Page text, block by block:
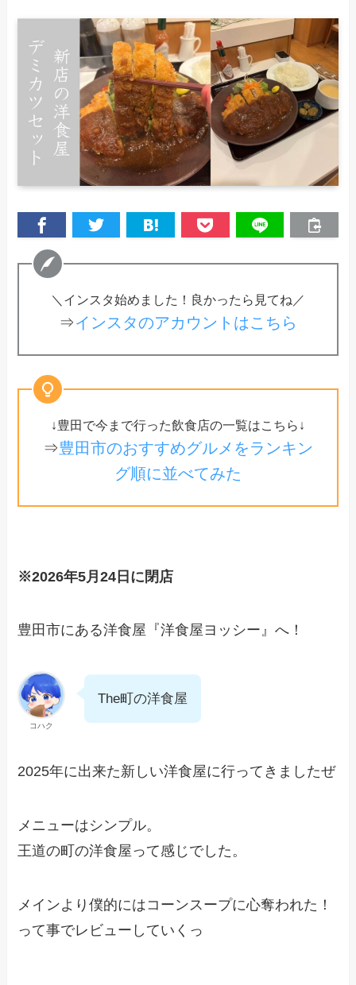
＼インスタ始めました！良かったら見てね／
⇒インスタのアカウントはこちら
↓豊田で今まで行った飲食店の一覧はこちら↓
⇒豊田市のおすすめグルメをランキン
グ順に並べてみた
※2026年5月24日に閉店
豊田市にある洋食屋『洋食屋ヨッシー』へ！
コハク
The町の洋食屋
2025年に出来た新しい洋食屋に行ってきましたぜ
メニューはシンプル。
王道の町の洋食屋って感じでした。
メインより僕的にはコーンスープに心奪われた！
って事でレビューしていくっ